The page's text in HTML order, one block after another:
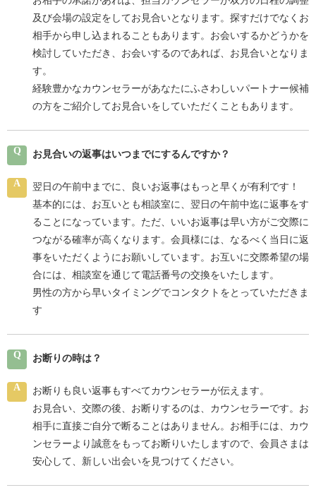
及び会場の設定をしてお見合いとなります。探すだけでなくお
相手から申し込まれることもあります。お会いするかどうかを
検討していただき、お会いするのであれば、お見合いとなりま
す。
経験豊かなカウンセラーがあなたにふさわしいパートナー候補
の方をご紹介してお見合いをしていただくこともあります。
Q お見合いの返事はいつまでにするんですか？
A
翌日の午前中までに、良いお返事はもっと早くが有利です！
基本的には、お互いとも相談室に、翌日の午前中迄に返事をす
ることになっています。ただ、いいお返事は早い方がご交際に
つながる確率が高くなります。会員様には、なるべく当日に返
事をいただくようにお願いしています。お互いに交際希望の場
合には、相談室を通じて電話番号の交換をいたします。
男性の方から早いタイミングでコンタクトをとっていただきま
す
Q お断りの時は？
A
お断りも良い返事もすべてカウンセラーが伝えます。
お見合い、交際の後、お断りするのは、カウンセラーです。お
相手に直接ご自分で断ることはありません。お相手には、カウ
ンセラーより誠意をもってお断りいたしますので、会員さまは
安心して、新しい出会いを見つけてください。